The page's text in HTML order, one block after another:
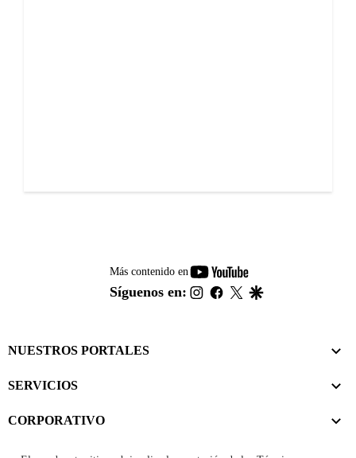
Más contenido en
youtube-
footer
Síguenos en: instagram
facebook
twitter
NUESTROS PORTALES
SERVICIOS
CORPORATIVO